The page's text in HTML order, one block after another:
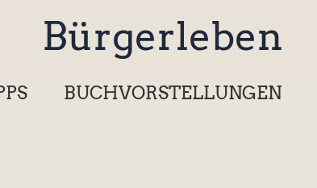
Bürgerleben
BUCHVORSTELLUNGEN